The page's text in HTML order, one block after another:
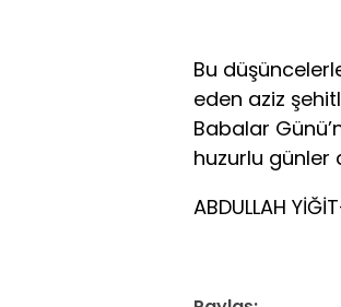
Bu
eden aziz
Babalar
huzurlu günler
ABDULLAH